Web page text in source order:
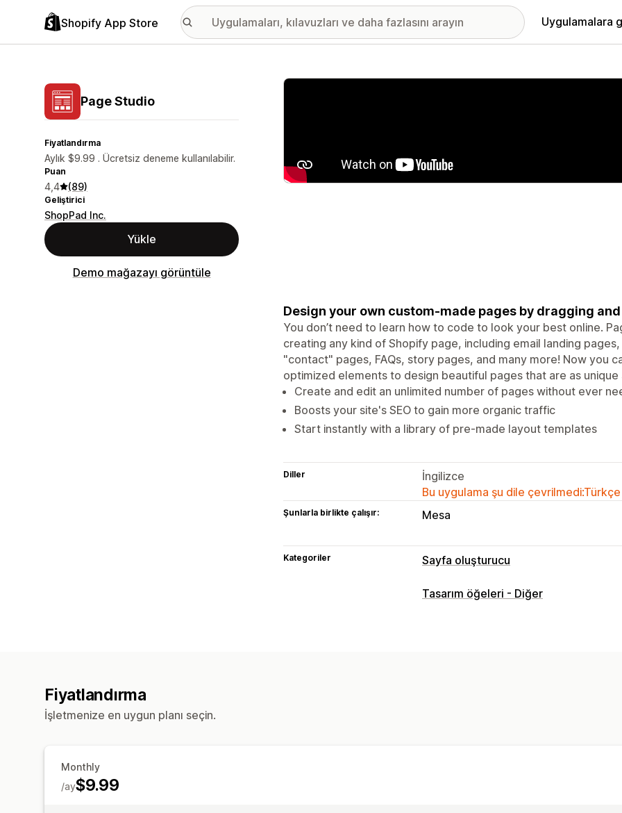
Shopify App Store Uygulamalara
Page Studio
Fiyatlandırma
Aylık $9.99 . Ücretsiz deneme kullanılabilir.
Puan
4,4 (89)
Geliştirici
ShopPad Inc.
Yükle
Demo mağazayı görüntüle
Öne çıkan görsel galerisi
Design your own custom-made pages by dragging
You don’t need to learn how to code to look your best online.
creating any kind of Shopify page, including email landing
"contact" pages, FAQs, story pages, and many more! Now you
optimized elements to design beautiful pages that are as unique
Create and edit an unlimited number of pages without ever
Boosts your site's SEO to gain more organic traffic
Start instantly with a library of pre-made layout templates
Diller
İngilizce
Bu uygulama şu dile çevrilmedi:Türkçe
Şunlarla birlikte çalışır: Mesa
Kategoriler Sayfa oluşturucu
Sayfa türleri
Tasarım öğeleri - Diğer
Fiyatlandırma
İşletmenize en uygun planı seçin.
Monthly
$9.99
/ay